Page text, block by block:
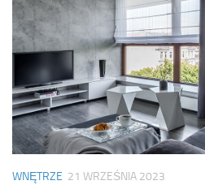
WNĘTRZE 21 WRZEŚNIA 2023